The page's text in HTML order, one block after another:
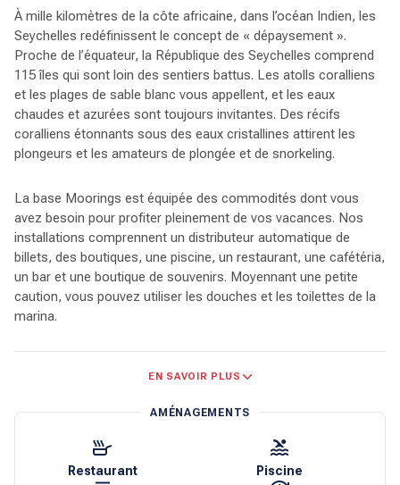
À mille kilomètres de la côte africaine, dans l’océan Indien, les
Seychelles redéfinissent le concept de « dépaysement ».
Proche de l’équateur, la République des Seychelles comprend
115 îles qui sont loin des sentiers battus. Les atolls coralliens
et les plages de sable blanc vous appellent, et les eaux
chaudes et azurées sont toujours invitantes. Des récifs
coralliens étonnants sous des eaux cristallines attirent les
plongeurs et les amateurs de plongée et de snorkeling.
La base Moorings est équipée des commodités dont vous
avez besoin pour profiter pleinement de vos vacances. Nos
installations comprennent un distributeur automatique de
billets, des boutiques, une piscine, un restaurant, une cafétéria,
un bar et une boutique de souvenirs. Moyennant une petite
caution, vous pouvez utiliser les douches et les toilettes de la
marina.
d’oiseaux uniques que l’on ne trouve nulle part ailleurs dans le
et les jungles verdoyantes vous invitent à parcourir leurs
sentiers. Quatre-vingt-dix pour cent des habitants des
Seychelles vivent sur l’île principale de Mahé. Quelques stations
balnéaires sont disséminées sur les îles, et de petits villages
EN SAVOIR PLUS
AMÉNAGEMENTS
Restaurant Piscine